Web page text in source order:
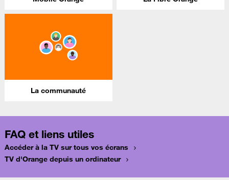
La communauté
FAQ et liens utiles
Accéder à la TV sur tous vos écrans
TV d'Orange depuis un ordinateur